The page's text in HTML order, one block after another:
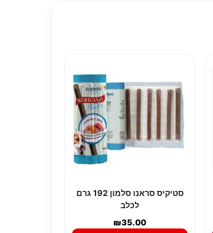
סטיקיס סראנו סלמון 192 גרם
לכלב
₪35.00